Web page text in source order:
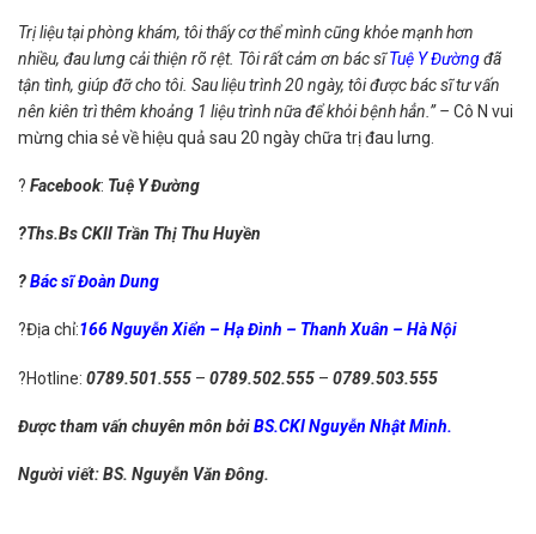
Trị liệu tại phòng khám, tôi thấy cơ thể mình cũng khỏe mạnh hơn
nhiều, đau lưng cải thiện rõ rệt. Tôi rất cảm ơn bác sĩTuệ Y Đườngđã
tận tình, giúp đỡ cho tôi. Sau liệu trình 20 ngày, tôi được bác sĩ tư vấn
nên kiên trì thêm khoảng 1 liệu trình nữa để khỏi bệnh hẳn.” – Cô N vui
mừng chia sẻ về hiệu quả sau 20 ngày chữa trị đau lưng.
? Facebook: Tuệ Y Đường
?‍Ths.Bs CKII Trần Thị Thu Huyền
?‍Bác sĩĐoàn Dung
?Địa chỉ:166 Nguyễn Xiển – Hạ Đình – Thanh Xuân – Hà Nội
?Hotline: 0789.501.555 – 0789.502.555 – 0789.503.555
Được tham vấn chuyên môn bởiBS.CKI Nguyễn Nhật Minh.
Người viết: BS. Nguyễn Văn Đông.